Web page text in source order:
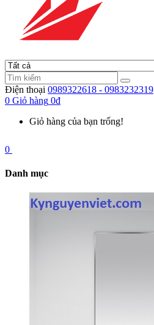
Điện thoại 0989322618 - 0983232319
0 Giỏ hàng 0đ
Giỏ hàng của bạn trống!
0
Danh mục